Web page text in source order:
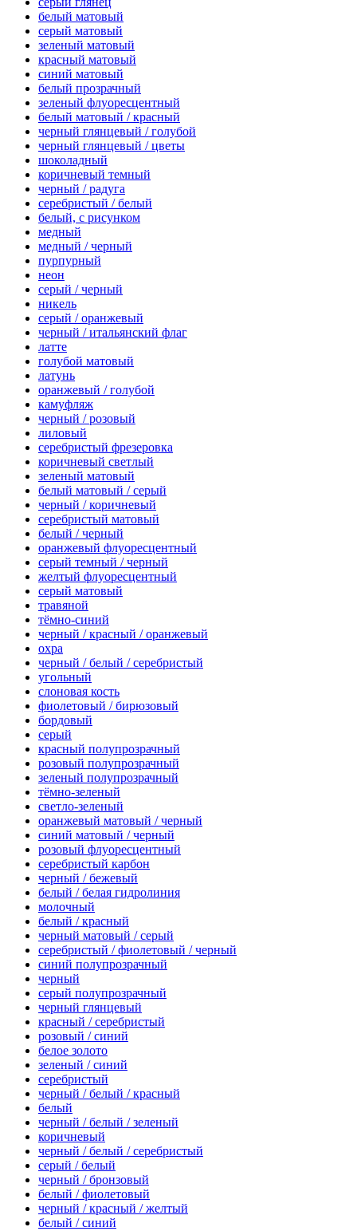
белый матовый
серый матовый
зеленый матовый
красный матовый
синий матовый
белый прозрачный
зеленый флуоресцентный
белый матовый / красный
черный глянцевый / голубой
черный глянцевый / цветы
шоколадный
коричневый темный
черный / радуга
серебристый / белый
белый, с рисунком
медный
медный / черный
пурпурный
неон
серый / черный
никель
серый / оранжевый
черный / итальянский флаг
латте
голубой матовый
латунь
оранжевый / голубой
камуфляж
черный / розовый
лиловый
серебристый фрезеровка
коричневый светлый
зеленый матовый
белый матовый / серый
черный / коричневый
серебристый матовый
белый / черный
оранжевый флуоресцентный
серый темный / черный
желтый флуоресцентный
серый матовый
травяной
тёмно-синий
черный / красный / оранжевый
охра
черный / белый / серебристый
угольный
слоновая кость
фиолетовый / бирюзовый
бордовый
серый
красный полупрозрачный
розовый полупрозрачный
зеленый полупрозрачный
тёмно-зеленый
светло-зеленый
оранжевый матовый / черный
синий матовый / черный
розовый флуоресцентный
серебристый карбон
черный / бежевый
белый / белая гидролиния
молочный
белый / красный
черный матовый / серый
серебристый / фиолетовый / черный
синий полупрозрачный
черный
серый полупрозрачный
черный глянцевый
красный / серебристый
розовый / синий
белое золото
зеленый / синий
серебристый
черный / белый / красный
белый
черный / белый / зеленый
коричневый
черный / белый / серебристый
серый / белый
черный / бронзовый
белый / фиолетовый
черный / красный / желтый
белый / синий